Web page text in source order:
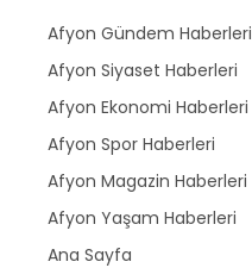
Afyon Gündem Haberleri
Afyon Siyaset Haberleri
Afyon Ekonomi Haberleri
Afyon Spor Haberleri
Afyon Magazin Haberleri
Afyon Yaşam Haberleri
Ana Sayfa